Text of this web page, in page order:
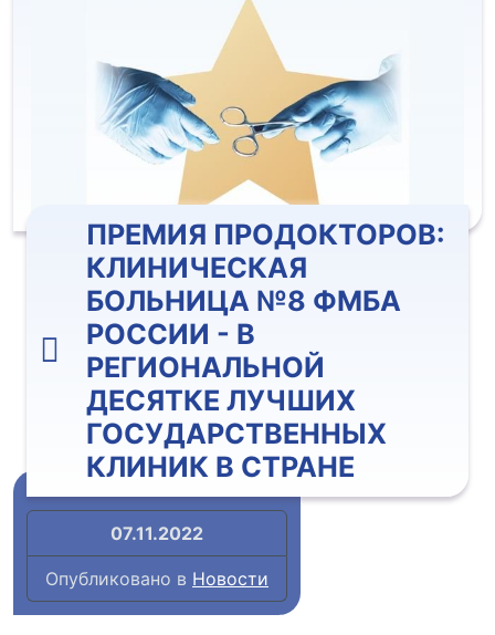
ПРЕМИЯ ПРОДОКТОРОВ:
КЛИНИЧЕСКАЯ
БОЛЬНИЦА №8 ФМБА
РОССИИ - В
РЕГИОНАЛЬНОЙ
ДЕСЯТКЕ ЛУЧШИХ
ГОСУДАРСТВЕННЫХ
КЛИНИК В СТРАНЕ
07.11.2022
Опубликовано в Новости